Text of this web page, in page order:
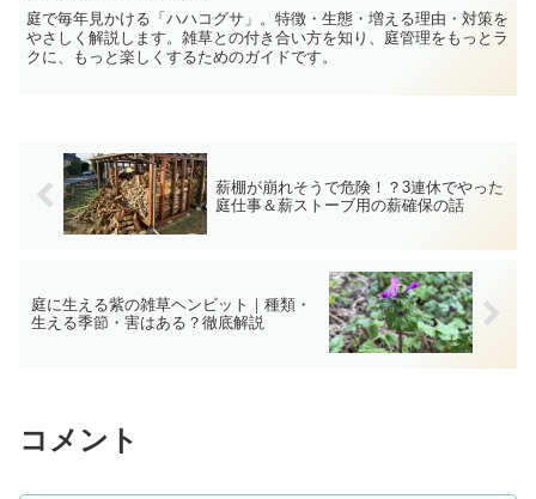
庭で毎年見かける「ハハコグサ」。特徴・生態・増える理由・対策を
やさしく解説します。雑草との付き合い方を知り、庭管理をもっとラ
クに、もっと楽しくするためのガイドです。
薪棚が崩れそうで危険！？3連休でやった
庭仕事＆薪ストーブ用の薪確保の話
庭に生える紫の雑草ヘンビット｜種類・
生える季節・害はある？徹底解説
コメント